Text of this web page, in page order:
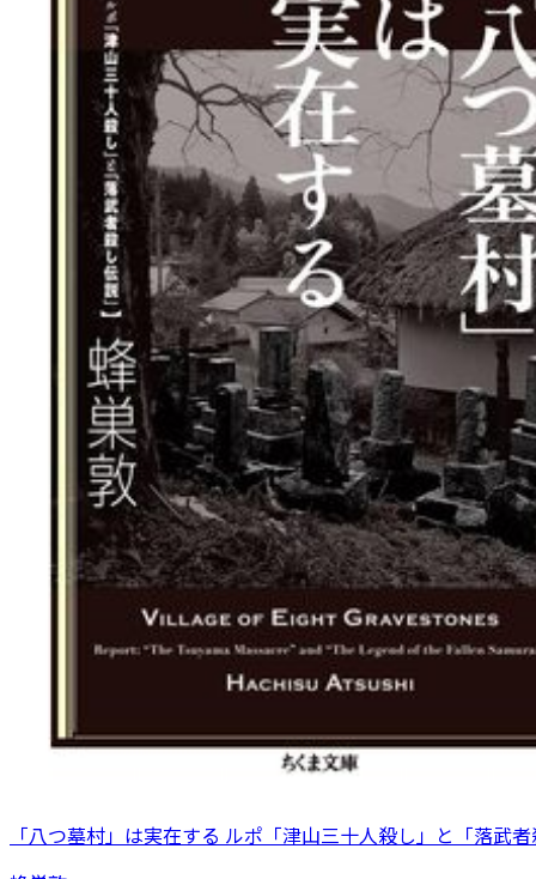
「八つ墓村」は実在する ルポ「津山三十人殺し」と「落武